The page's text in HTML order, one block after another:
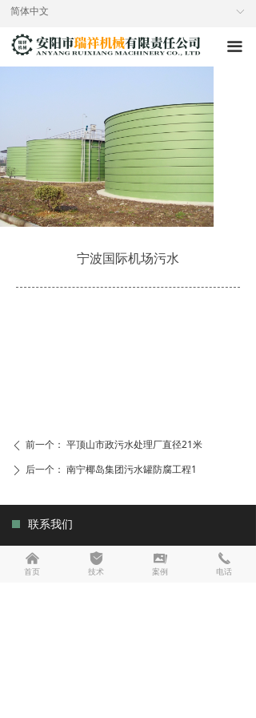
끀
ꀅ
简体中文
宁波国际机场污水
ꄴ 前一个： 平顶山市政污水处理厂直径21米
ꄲ 后一个： 南宁椰岛集团污水罐防腐工程1
联系我们
联系电话：13569076686
公司邮箱：13569076686@126.com
公司地址：河南省安阳市安阳县韩陵镇工业园区
낀
首页
녇
技术
끡
案例
끅
电话